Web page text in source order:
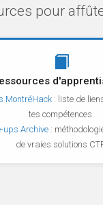
pour
MontréHack: liste de
tes compétences.
ups Archive:
de vraies solutions